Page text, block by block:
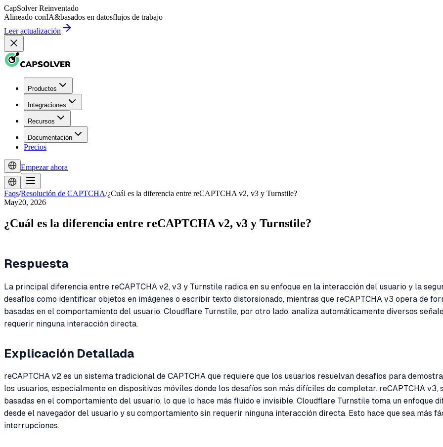
CapSolver Reinventado
Alineado conIA&basados en datosflujos de trabajo
Leer actualización
Productos
Integraciones
Recursos
Documentación
Precios
Empezar ahora
Faqs/Resolución de CAPTCHA/¿Cuál es la diferencia entre reCAPTCHA v2, v3 y Turnstile?
May20, 2026
¿Cuál es la diferencia entre reCAPTCHA v2, v3 y Turnstile?
Respuesta
La principal diferencia entre reCAPTCHA v2, v3 y Turnstile radica en su enfoque en la interacción del usuario y la
desafíos como identificar objetos en imágenes o escribir texto distorsionado, mientras que reCAPTCHA v3 opera de
basadas en el comportamiento del usuario. Cloudflare Turnstile, por otro lado, analiza automáticamente diversos
requerir ninguna interacción directa.
Explicación Detallada
reCAPTCHA v2 es un sistema tradicional de CAPTCHA que requiere que los usuarios resuelvan desafíos para
los usuarios, especialmente en dispositivos móviles donde los desafíos son más difíciles de completar. reCAPTCHA
basadas en el comportamiento del usuario, lo que lo hace más fluido e invisible. Cloudflare Turnstile toma un enfoque
desde el navegador del usuario y su comportamiento sin requerir ninguna interacción directa. Esto hace que sea más
interrupciones.